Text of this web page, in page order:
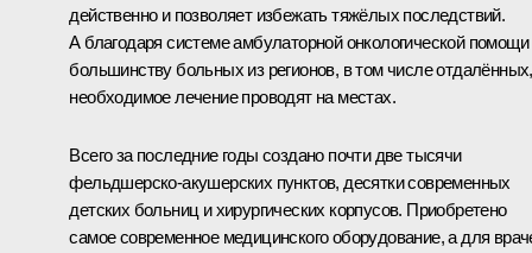
действенно и позволяет избежать тяжёлых последствий.
А благодаря системе амбулаторной онкологической помощи
большинству больных из регионов, в том числе отдалённых,
необходимое лечение проводят на местах.
Всего за последние годы создано почти две тысячи
фельдшерско-акушерских пунктов, десятки современных
детских больниц и хирургических корпусов. Приобретено
самое современное медицинского оборудование, а для